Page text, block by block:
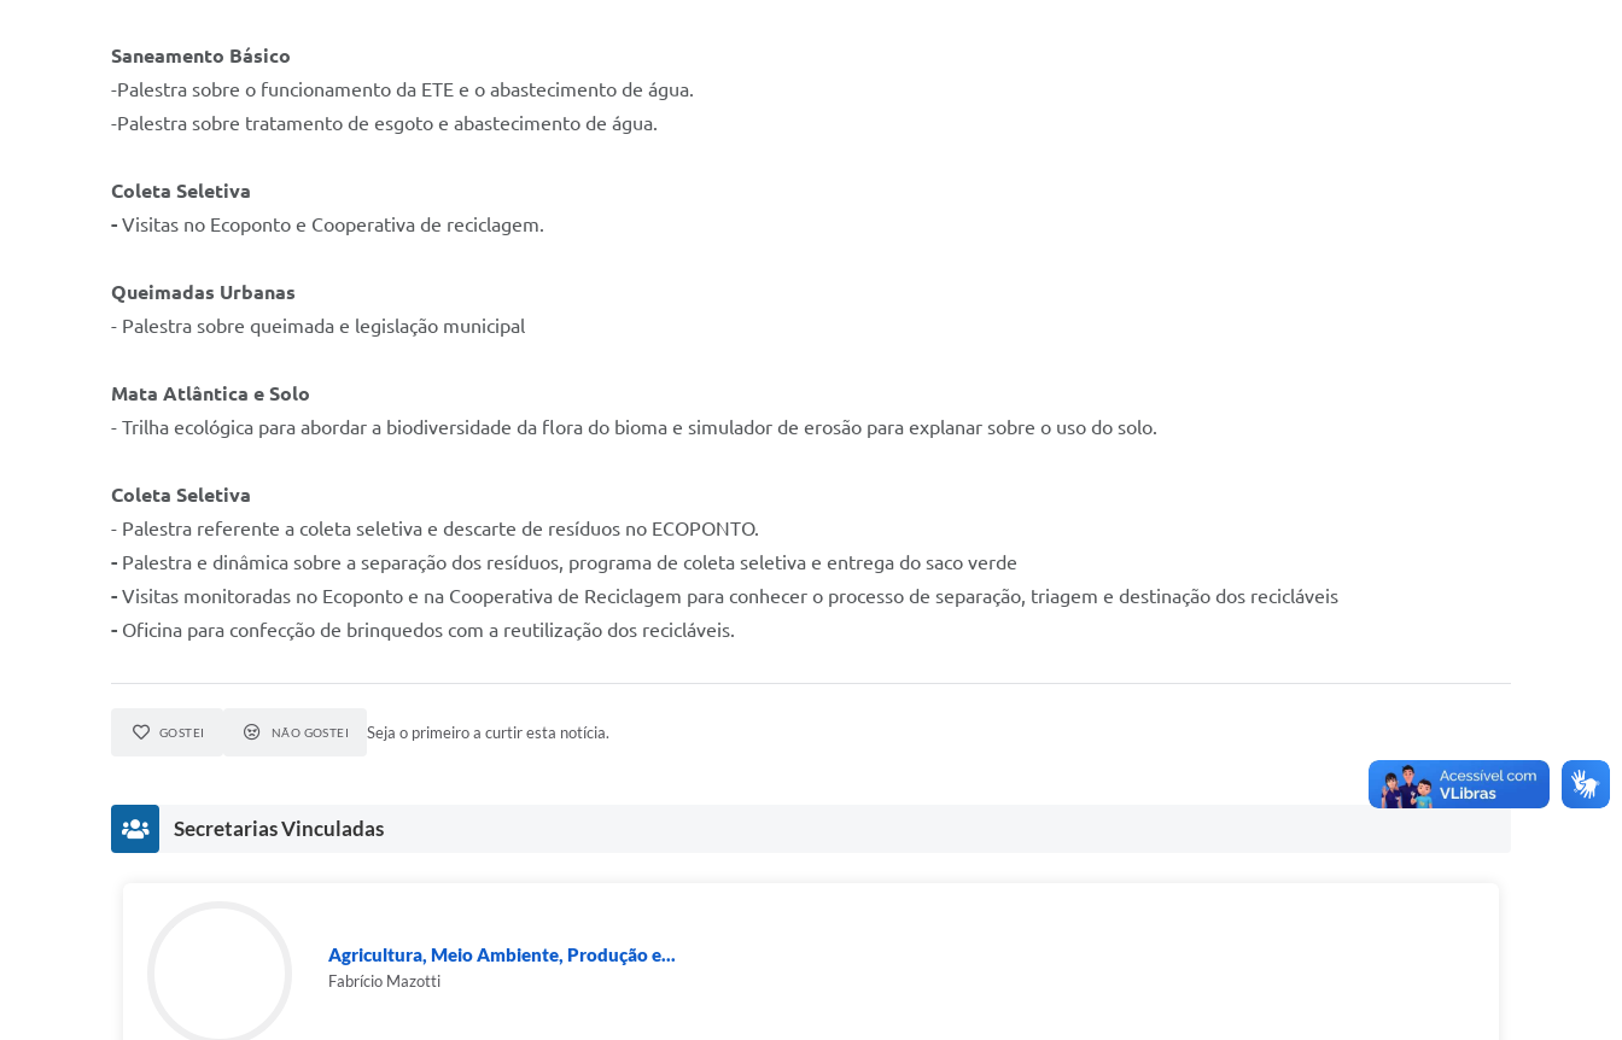
Saneamento Básico
-Palestra sobre o funcionamento da ETE e o abastecimento de água.
-Palestra sobre tratamento de esgoto e abastecimento de água.
Coleta Seletiva
- Visitas no Ecoponto e Cooperativa de reciclagem.
Queimadas Urbanas
- Palestra sobre queimada e legislação municipal
Mata Atlântica e Solo
- Trilha ecológica para abordar a biodiversidade da flora do bioma e simulador de erosão para explanar sobre o uso do solo.
Coleta Seletiva
- Palestra referente a coleta seletiva e descarte de resíduos no ECOPONTO.
- Palestra e dinâmica sobre a separação dos resíduos, programa de coleta seletiva e entrega do saco verde
- Visitas monitoradas no Ecoponto e na Cooperativa de Reciclagem para conhecer o processo de separação, triagem e destinação dos recicláveis
- Oficina para confecção de brinquedos com a reutilização dos recicláveis.
GOSTEI NÃO GOSTEI Seja o primeiro a curtir esta notícia.
Secretarias Vinculadas
Agricultura, Meio Ambiente, Produção e...
Fabrício Mazotti